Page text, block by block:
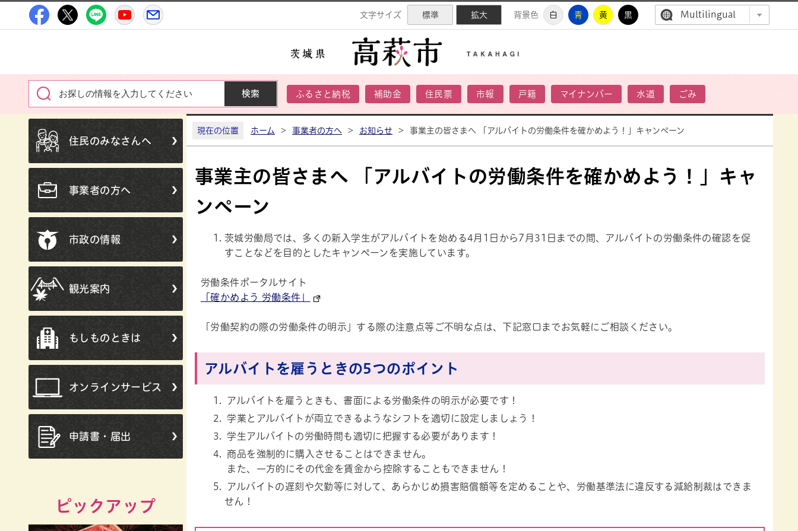
高萩市公式Facebook
高萩市公式X高萩市公式LINE
高萩市YouTube公式チャンネル 文字サイズ 標準 拡大 背景色 白 青 黄 黒 Multilingual
ふるさと納税 補助金 住民票 市報 戸籍 マイナンバー 水道 ごみ
住民のみなさんへ
事業者の方へ
市政の情報
観光案内
もしものときは
オンラインサービス
申請書・届出
ピックアップ
現在の位置 ホーム > 事業者の方へ > お知らせ > 事業主の皆さまへ 「アルバイトの労働条件を確かめよう！」キャンペーン
事業主の皆さまへ 「アルバイトの労働条件を確かめよう！」キャ
ンペーン
茨城労働局では、多くの新入学生がアルバイトを始める4月1日から7月31日までの間、アルバイトの労働条件の確認を促
すことなどを目的としたキャンペーンを実施しています。
労働条件ポータルサイト
「確かめよう 労働条件」
「労働契約の際の労働条件の明示」する際の注意点等ご不明な点は、下記窓口までお気軽にご相談ください。
アルバイトを雇うときの5つのポイント
アルバイトを雇うときも、書面による労働条件の明示が必要です！
学業とアルバイトが両立できるようなシフトを適切に設定しましょう！
学生アルバイトの労働時間も適切に把握する必要があります！
商品を強制的に購入させることはできません。
また、一方的にその代金を賃金から控除することもできません！
アルバイトの遅刻や欠勤等に対して、あらかじめ損害賠償額等を定めることや、労働基準法に違反する減給制裁はできま
せん！